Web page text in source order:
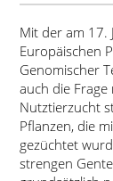
Mit der am 17.
Europäischen
Genomischer
auch die
Nutztierzucht
Pflanzen, die
gezüchtet
strengen